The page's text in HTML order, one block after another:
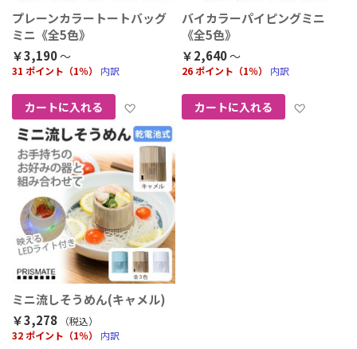
プレーンカラートートバッグ
ミニ《全5色》
￥3,190
31 ポイント（1％） 内訳
カートに入れる お気に入りに追加
バイカラーパイピングミニ
《全5色》
￥2,640
26 ポイント（1％） 内訳
カートに入れる
ミニ流しそうめん(キャメル)
￥3,278
（税込）
32 ポイント（1％）
内訳